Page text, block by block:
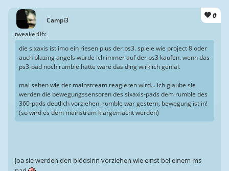
Campi3
0
tweaker06:
die sixaxis ist imo ein riesen plus der ps3. spiele wie project 8 oder
auch blazing angels würde ich immer auf der ps3 kaufen. wenn das
ps3-pad noch rumble hätte wäre das ding wirklich genial.
mal sehen wie der mainstream reagieren wird... ich glaube sie
werden die bewegungssensoren des sixaxis-pads dem rumble des
360-pads deutlich vorziehen. rumble war gestern, bewegung ist in!
(so wird es dem mainstram klargemacht werden)
joa sie werden den blödsinn vorziehen wie einst bei einem ms